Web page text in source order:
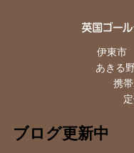
伊東
あきる
携
ブログ更新中